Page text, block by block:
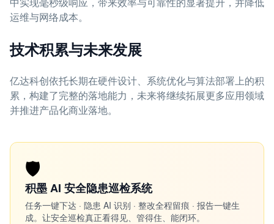
运维与网络成本。
技术积累与未来发展
亿达科创依托长期在硬件设计、系统优化与算法部署上的积
累，构建了完整的落地能力，未来将继续拓展更多应用领域
并推进产品化商业落地。
🛡️
积墨 AI 安全隐患巡检系统
任务一键下达 · 隐患 AI 识别 · 整改全程留痕 · 报告一键生
成。让安全巡检真正看得见、管得住、能闭环。